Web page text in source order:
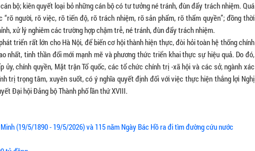
bộ; kiên quyết loại bỏ những cán bộ có tư tưởng né tránh, đùn đẩy trách nhiệm. Quá
người, rõ việc, rõ tiến độ, rõ trách nhiệm, rõ sản phẩm, rõ thẩm quyền”; đồng thời
xử lý nghiêm các trường hợp chậm trễ, né tránh, đùn đẩy trách nhiệm.
triển rất lớn cho Hà Nội, để biến cơ hội thành hiện thực, đòi hỏi toàn hệ thống chính
nhất, tinh thần đổi mới mạnh mẽ và phương thức triển khai thực sự hiệu quả. Do đó,
ủy, chính quyền, Mặt trận Tổ quốc, các tổ chức chính trị -xã hội và các sở, ngành xác
trị trọng tâm, xuyên suốt, có ý nghĩa quyết định đối với việc thực hiện thắng lợi Nghị
Đại hội Đảng bộ Thành phố lần thứ XVIII.
(19/5/1890 - 19/5/2026) và 115 năm Ngày Bác Hồ ra đi tìm đường cứu nước